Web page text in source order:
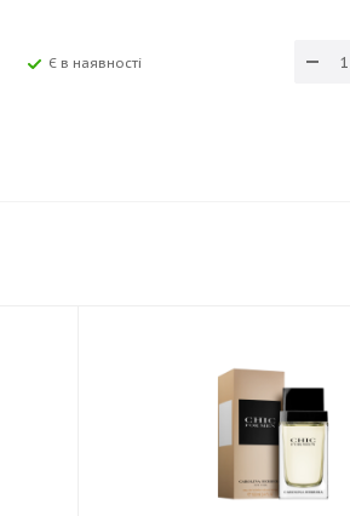
Є в наявності